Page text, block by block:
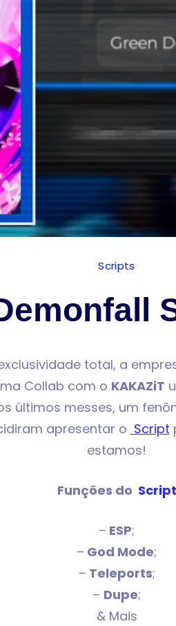
Scripts
total, a
Collab com o KAKAZiT
últimos messes, um
apresentar o Script
estamos!
Funções do Script
– ESP;
– God Mode;
– Teleports;
– Dupe;
& Mais